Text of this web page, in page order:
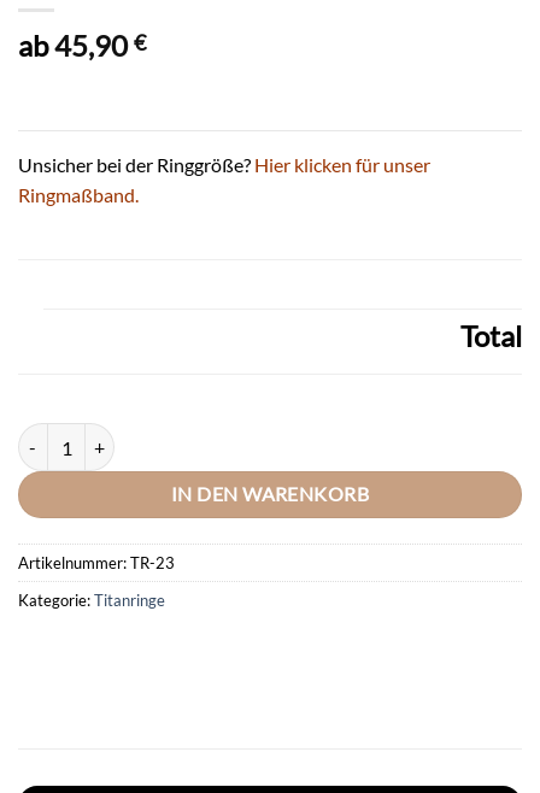
ab45,90€
Unsicher bei der Ringgröße? Hier klicken für unser
Ringmaßband.
Total
DOOSTI Partnerring / Trauring SIX STAR Titan - inkl. Gratis Gravur
IN DEN WARENKORB
Artikelnummer:TR-23
Kategorie:Titanringe